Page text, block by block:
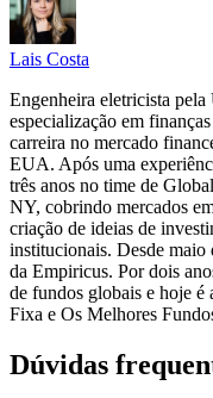
Lais Costa
Engenheira eletricista
especialização em
carreira no mercado
EUA. Após uma
três anos no time de
NY, cobrindo mercados
criação de ideias de
institucionais. Desde maio
da Empiricus. Por dois
de fundos globais e hoje é
Fixa e Os Melhores
Dúvidas